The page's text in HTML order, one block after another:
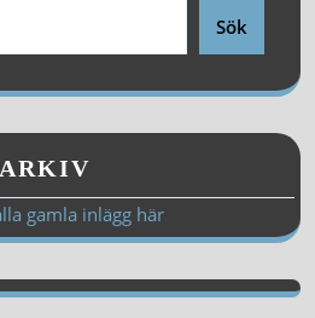
Sök
ARKIV
gamla inlägg här